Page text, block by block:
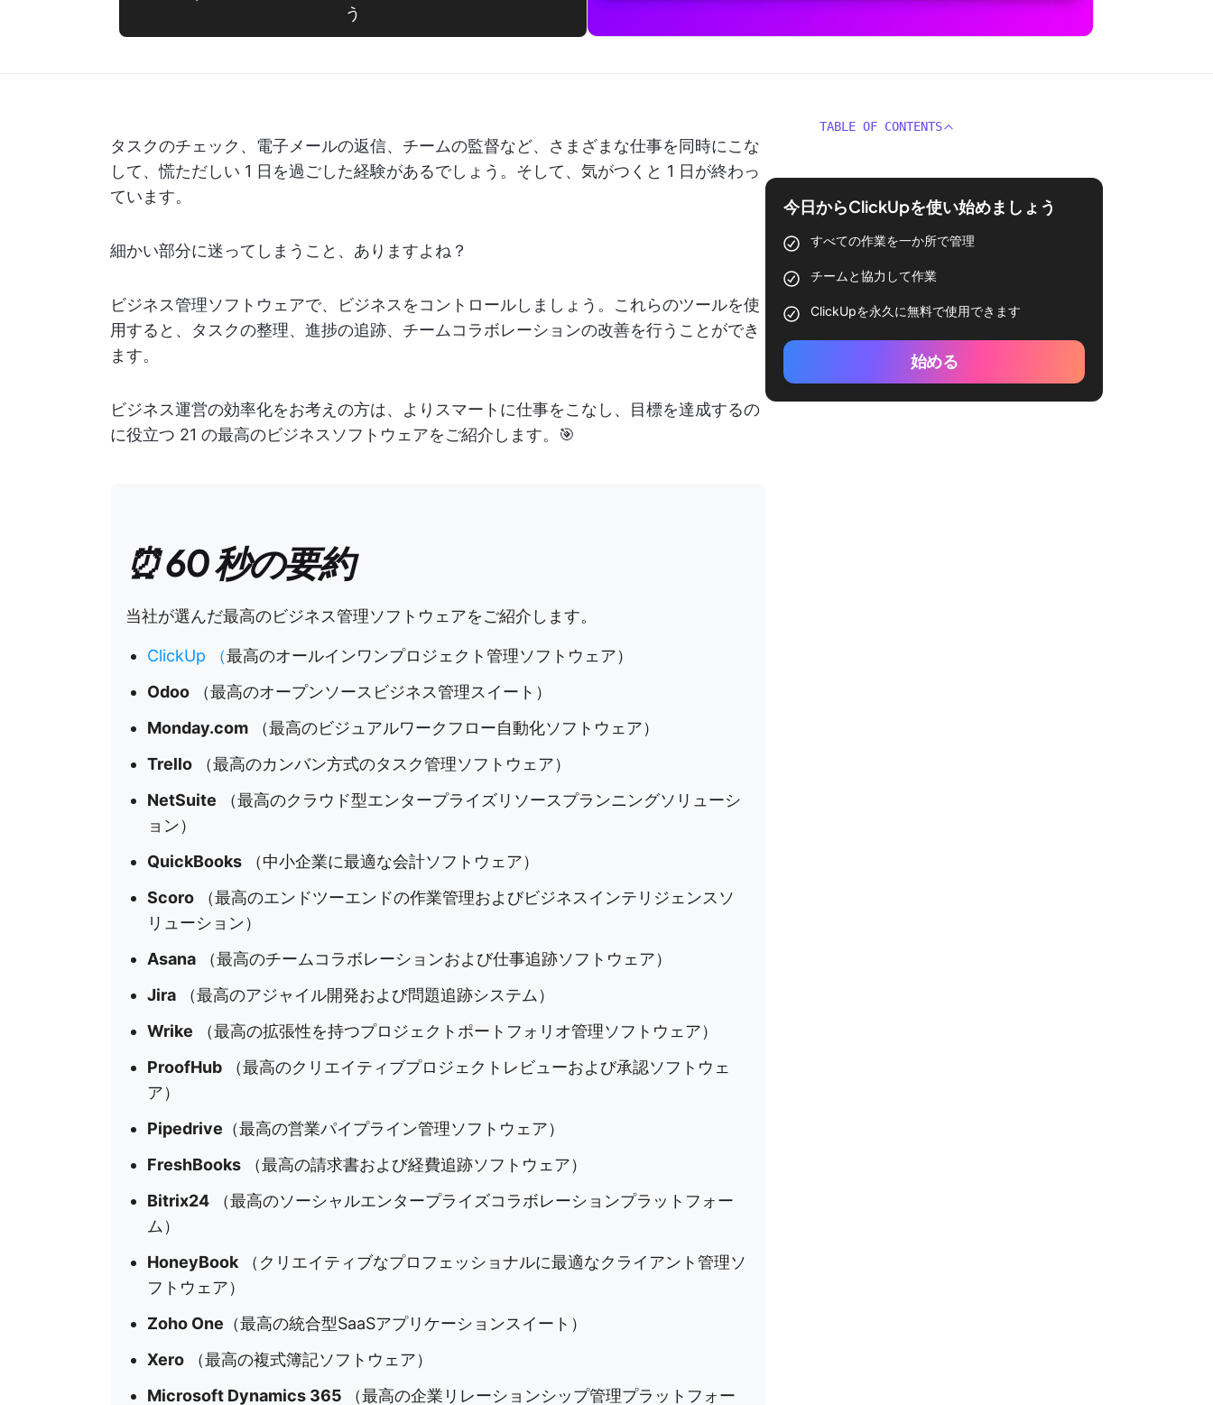
う
タスクのチェック、電子メールの返信、チームの監督など、さまざまな仕事を同時にこな
して、慌ただしい 1 日を過ごした経験があるでしょう。そして、気がつくと 1 日が終わっ
ています。
細かい部分に迷ってしまうこと、ありますよね？
ビジネス管理ソフトウェアで、ビジネスをコントロールしましょう。これらのツールを使
用すると、タスクの整理、進捗の追跡、チームコラボレーションの改善を行うことができ
ます。
ビジネス運営の効率化をお考えの方は、よりスマートに仕事をこなし、目標を達成するの
に役立つ 21 の最高のビジネスソフトウェアをご紹介します。🎯
⏰ 60 秒の要約
当社が選んだ最高のビジネス管理ソフトウェアをご紹介します。
ClickUp （最高のオールインワンプロジェクト管理ソフトウェア）
Odoo （最高のオープンソースビジネス管理スイート）
Monday.com （最高のビジュアルワークフロー自動化ソフトウェア）
Trello （最高のカンバン方式のタスク管理ソフトウェア）
NetSuite （最高のクラウド型エンタープライズリソースプランニングソリューシ
ョン）
QuickBooks （中小企業に最適な会計ソフトウェア）
Scoro （最高のエンドツーエンドの作業管理およびビジネスインテリジェンスソ
リューション）
Asana （最高のチームコラボレーションおよび仕事追跡ソフトウェア）
Jira （最高のアジャイル開発および問題追跡システム）
Wrike （最高の拡張性を持つプロジェクトポートフォリオ管理ソフトウェア）
ProofHub （最高のクリエイティブプロジェクトレビューおよび承認ソフトウェ
ア）
Pipedrive （最高の営業パイプライン管理ソフトウェア）
FreshBooks （最高の請求書および経費追跡ソフトウェア）
Bitrix24 （最高のソーシャルエンタープライズコラボレーションプラットフォー
ム）
HoneyBook （クリエイティブなプロフェッショナルに最適なクライアント管理ソ
フトウェア）
Zoho One （最高の統合型SaaSアプリケーションスイート）
Xero （最高の複式簿記ソフトウェア）
Microsoft Dynamics 365
（最高の企業リレーションシップ管理プラットフォー
TABLE OF CONTENTS
今日からClickUpを使い始めましょう
すべての作業を一か所で管理
チームと協力して作業
ClickUpを永久に無料で使用できます
始める